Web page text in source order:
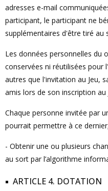
adresses e-mail
participant, le participant ne
supplémentaires d'être tiré au
Les données personnelles du
conservées ni réutilisées
autres que l'invitation au Jeu,
amis lors de son inscription au
Chaque personne invitée par
pourrait permettre à ce
- Obtenir une ou plusieurs
au sort par l’algorithme
ARTICLE 4. DOTATION